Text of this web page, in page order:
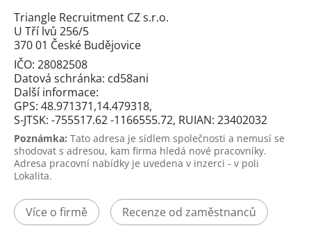
Triangle Recruitment CZ s.r.o.
U Tří lvů 256/5
370 01 České Budějovice
IČO: 28082508
Datová schránka: cd58ani
Další informace:
GPS: 48.971371,14.479318,
S-JTSK: -755517.62 -1166555.72, RUIAN: 23402032
Poznámka: Tato adresa je sídlem společnosti a nemusí se
shodovat s adresou, kam firma hledá nové pracovníky.
Adresa pracovní nabídky je uvedena v inzerci - v poli
Lokalita.
Více o firmě Recenze od zaměstnanců